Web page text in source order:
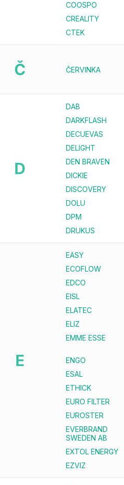
COOSPO
CREALITY
CTEK
Č ČERVINKA
D
DAB
DARKFLASH
DECUEVAS
DELIGHT
DEN BRAVEN
DICKIE
DISCOVERY
DOLU
DPM
DRUKUS
E
EASY
ECOFLOW
EDCO
EISL
ELATEC
ELIZ
EMME ESSE
ENGO
ESAL
ETHICK
EURO FILTER
EUROSTER
EVERBRAND
SWEDEN AB
EXTOL ENERGY
EZVIZ